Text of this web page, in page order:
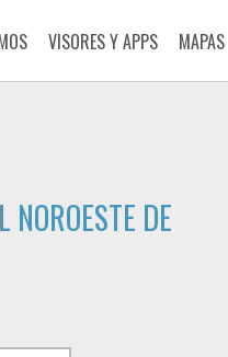
VISORES Y APPS MAPAS
DE